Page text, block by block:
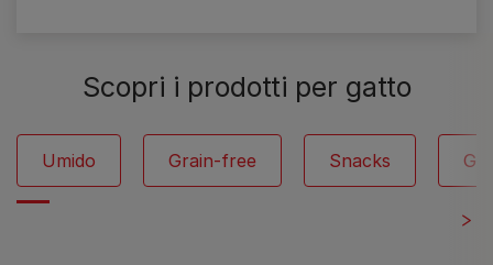
Scopri i prodotti per gatto
Umido Grain-free Snacks